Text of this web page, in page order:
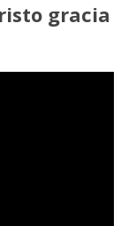
gracia